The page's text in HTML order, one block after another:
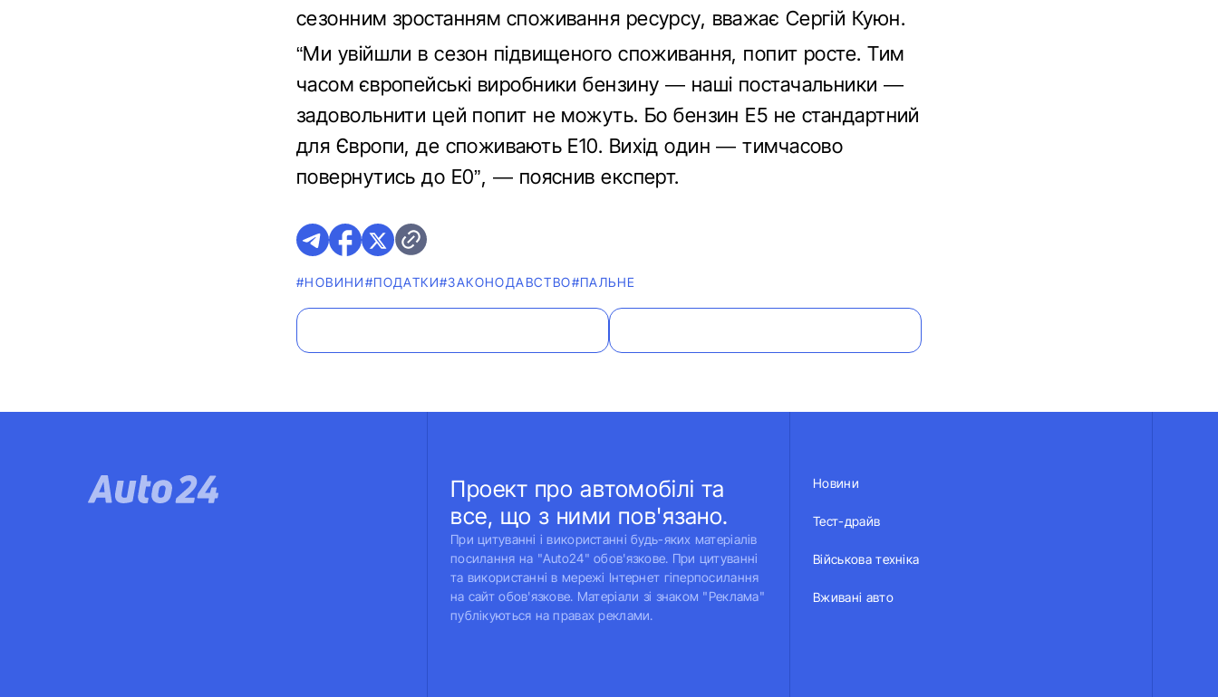
сезонним зростанням споживання ресурсу, вважає Сергій Куюн.
“Ми увійшли в сезон підвищеного споживання, попит росте. Тим
часом європейські виробники бензину — наші постачальники —
задовольнити цей попит не можуть. Бо бензин Е5 не стандартний
для Європи, де споживають Е10. Вихід один — тимчасово
повернутись до Е0”, — пояснив експерт.
#НОВИНИ#ПОДАТКИ#ЗАКОНОДАВСТВО#ПАЛЬНЕ
Проект про автомобілі та
все, що з ними пов'язано.
При цитуванні і використанні будь-яких матеріалів
посилання на "Auto24" обов'язкове. При цитуванні
та використанні в мережі Інтернет гіперпосилання
на сайт обов'язкове. Матеріали зі знаком "Реклама"
публікуються на правах реклами.
Новини
Тест-драйв
Військова техніка
Вживані авто